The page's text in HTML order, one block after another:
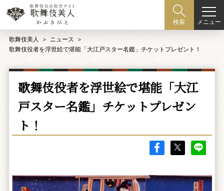
検索 メニュー
歌舞伎美人
ニュース
歌舞伎役者を浮世絵で堪能「大江戸スター名鑑」チケットプレゼント！
歌舞伎役者を浮世絵で堪能「大江
戸スター名鑑」チケットプレゼン
ト！